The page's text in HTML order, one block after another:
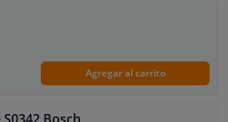
Agregar al carrito